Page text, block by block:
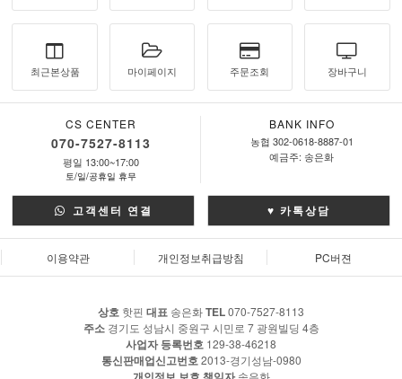
최근본상품 마이페이지 주문조회 장바구니
CS CENTER
070-7527-8113
평일 13:00~17:00
토/일/공휴일 휴무
BANK INFO
농협 302-0618-8887-01
예금주: 송은화
고객센터 연결 ♥ 카톡상담
이용약관 개인정보취급방침 PC버젼
상호 핫핀 대표 송은화TEL070-7527-8113
주소경기도 성남시 중원구 시민로 7 광원빌딩 4층
사업자 등록번호 129-38-46218
통신판매업신고번호 2013-경기성남-0980